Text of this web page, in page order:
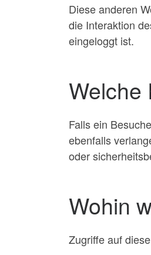
Diese anderen
die Interaktion
eingeloggt ist.
Welche
Falls ein
ebenfalls
oder
Wohin
Zugriffe auf